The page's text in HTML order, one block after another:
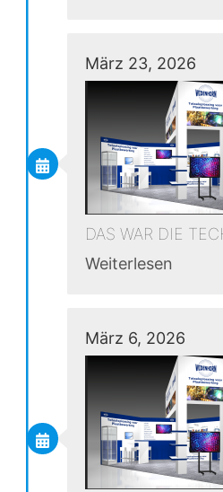
März 23, 2026
DAS WAR DIE
Weiterlesen
März 6, 2026